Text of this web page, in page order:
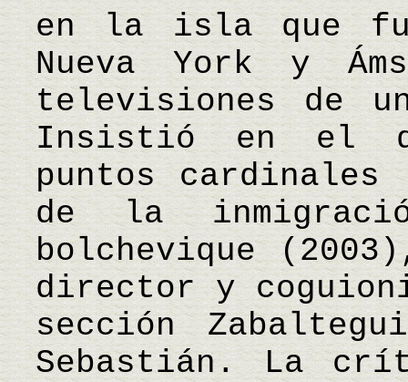
en la isla que
Nueva York y
televisiones de
Insistió en el
puntos cardinales
de la
bolchevique
director y
sección
Sebastián. La